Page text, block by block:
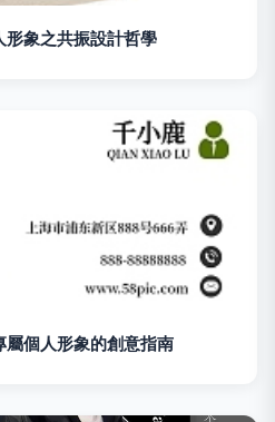
象之共振設計哲學
個人形象的創意指南